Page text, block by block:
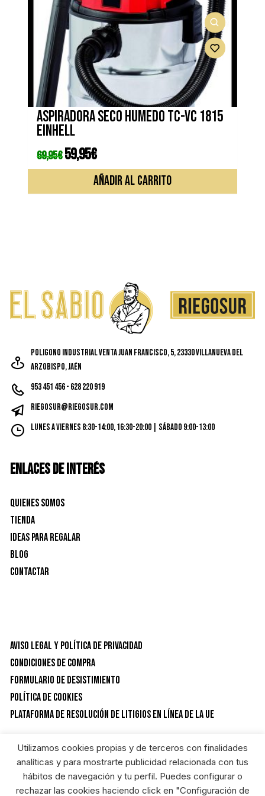
de
Aspiradora seco humedo TC-VC 1815
EINHELL
69,95€ El
precio
original
59,95€El
precio
actual
es:
59,95€.
AÑADIR AL CARRITO
Poligono Industrial Venta Juan Francisco, 5, 23330 Villanueva del
Arzobispo, Jaén
953 451 456 - 628 220 919
riegosur@riegosur.com
Lunes a Viernes 8:30-14:00, 16:30-20:00 | Sábado 9:00-13:00
ENLACES DE INTERÉS
Quienes Somos
Tienda
Ideas para Regalar
Blog
Contactar
Aviso Legal y Política de privacidad
Condiciones de Compra
Formulario de desistimiento
Política de Cookies
Plataforma de resolución de litigios en línea de la UE
CATEGORÍAS DEL PRODUCTO
×
Maletines y portaherramientas
Utilizamos cookies propias y de terceros con finalidades
analíticas y para mostrarte publicidad relacionada con tus
hábitos de navegación y tu perfil. Puedes configurar o
rechazar las cookies haciendo click en "Configuración de